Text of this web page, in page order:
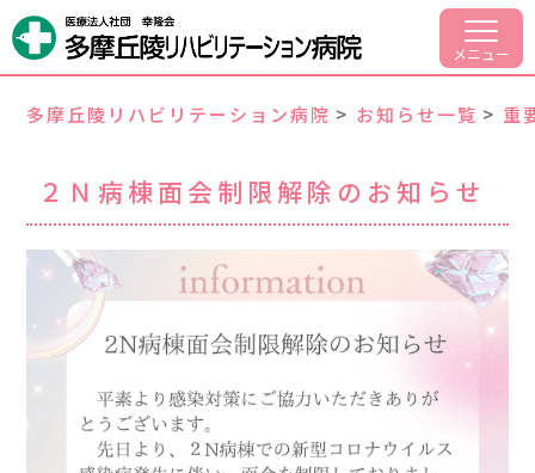
メニュー
病院案内
外来リハビリについて
交通アクセス
採用情報
代表 042-797-1701
多摩丘陵リハビリテーション病院 > お知らせ一覧 > 重
２Ｎ病棟面会制限解除のお知らせ